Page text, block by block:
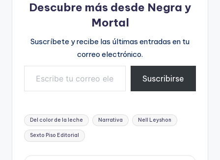
Descubre más desde Negra y
Mortal
Suscríbete y recibe las últimas entradas en tu
correo electrónico.
Escribe tu correo electrónico…
Suscribirse
Etiquetas:
Del color de la leche Narrativa Nell Leyshon
Sexto Piso Editorial